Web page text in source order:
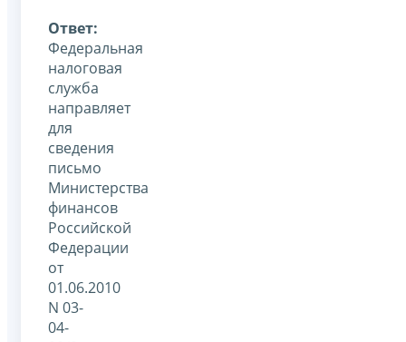
Ответ:
Федеральная
налоговая
служба
направляет
для
сведения
письмо
Министерства
финансов
Российской
Федерации
от
01.06.2010
N 03-
04-